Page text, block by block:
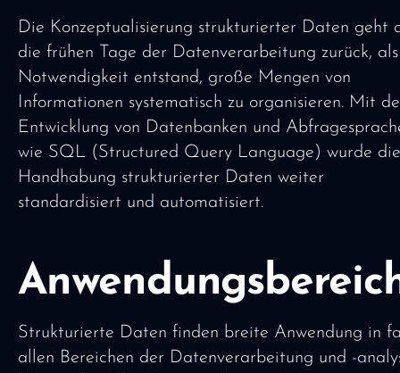
Die Konzeptualisierung strukturierter Daten geht
die frühen Tage der Datenverarbeitung zurück,
Notwendigkeit entstand, große Mengen von
Informationen systematisch zu organisieren. Mit
Entwicklung von Datenbanken und
wie SQL (Structured Query Language) wurde die
Handhabung strukturierter Daten weiter
standardisiert und automatisiert.
Strukturierte Daten finden breite Anwendung in
allen Bereichen der Datenverarbeitung und -